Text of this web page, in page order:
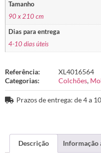
Tamanho
90 x 210 cm
Dias para entrega
4-10 dias úteis
Referência:
XL4016564
Categorias:
Colchões,
Prazos de entrega: de 4 a
Descrição Informação